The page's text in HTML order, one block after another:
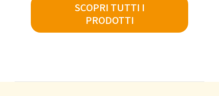
SCOPRI TUTTI I
PRODOTTI